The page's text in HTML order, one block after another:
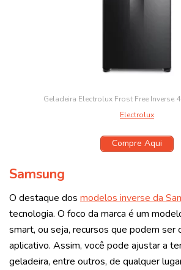
Geladeira Electrolux Frost Free Inverse
Electrolux
Compre Aqui
Samsung
O destaque dos modelos inverse da
tecnologia. O foco da marca é um
smart, ou seja, recursos que podem ser
aplicativo. Assim, você pode ajustar a
geladeira, entre outros, de qualquer